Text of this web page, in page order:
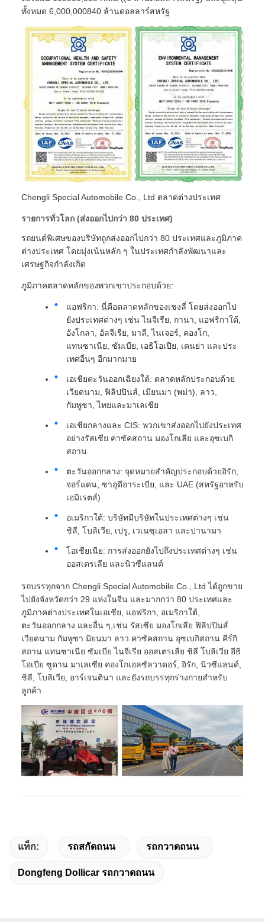
ทั้งหมด 6,000,000840 ล้านดอลลาร์สหรัฐ
Chengli Special Automobile Co., Ltd ตลาดต่างประเทศ
รายการทั่วโลก (ส่งออกไปกว่า 80 ประเทศ)
รถยนต์พิเศษของบริษัทถูกส่งออกไปกว่า 80 ประเทศและภูมิภาค
ต่างประเทศ โดยมุ่งเน้นหลัก ๆ ในประเทศกําลังพัฒนาและ
เศรษฐกิจกําลังเกิด
ภูมิภาคตลาดหลักของพวกเขาประกอบด้วย:
แอฟริกา: นี่คือตลาดหลักของเชงลี่ โดยส่งออกไป
ยังประเทศต่างๆ เช่น ไนจีเรีย, กานา, แอฟริกาใต้,
อังโกลา, อัลจีเรีย, มาลี, ไนเจอร์, คองโก,
แทนซาเนีย, ซัมเบีย, เอธิโอเปีย, เคนย่า และประ
เทศอื่นๆ อีกมากมาย
เอเชียตะวันออกเฉียงใต้: ตลาดหลักประกอบด้วย
เวียดนาม, ฟิลิปปินส์, เมียนมา (พม่า), ลาว,
กัมพูชา, ไทยและมาเลเซีย
เอเชียกลางและ CIS: พวกเขาส่งออกไปยังประเทศ
อย่างรัสเซีย คาซัคสถาน มองโกเลีย และอุซเบกิ
สถาน
ตะวันออกกลาง: จุดหมายสําคัญประกอบด้วยอิรัก,
จอร์แดน, ซาอุดีอาระเบีย, และ UAE (สหรัฐอาหรับ
เอมิเรตส์)
อเมริกาใต้: บริษัทมีบริษัทในประเทศต่างๆ เช่น
ชิลี, โบลิเวีย, เปรู, เวเนซุเอลา และปานามา
โอเชียเนีย: การส่งออกยังไปถึงประเทศต่างๆ เช่น
ออสเตรเลีย และนิวซีแลนด์
รถบรรทุกจาก Chengli Special Automobile Co., Ltd ได้ถูกขาย
ไปยังจังหวัดกว่า 29 แห่งในจีน และมากกว่า 80 ประเทศและ
ภูมิภาคต่างประเทศในเอเชีย, แอฟริกา, อเมริกาใต้,
ตะวันออกกลาง และอื่น ๆ,เช่น รัสเซีย มองโกเลีย ฟิลิปปินส์
เวียดนาม กัมพูชา มิยนมา ลาว คาซัคสถาน อุซเบกิสถาน คีร์กิ
สถาน แทนซาเนีย ซัมเบีย ไนจีเรีย ออสเตรเลีย ชิลี โบลิเวีย อีธิ
โอเปีย ซูดาน มาเลเซีย คองโกเอลซัลวาดอร์, อิรัก, นิวซีแลนด์,
ชิลี, โบลิเวีย, อาร์เจนตินา และยังรถบรรทุกร่างกายสําหรับ
ลูกค้า
แท็ก: รถสกัดถนน รถกวาดถนน
Dongfeng Dollicar รถกวาดถนน